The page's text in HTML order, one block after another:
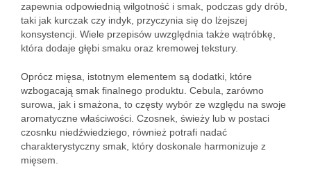
zapewnia odpowiednią wilgotność i smak, podczas gdy drób,
taki jak kurczak czy indyk, przyczynia się do lżejszej
konsystencji. Wiele przepisów uwzględnia także wątróbkę,
która dodaje głębi smaku oraz kremowej tekstury.
Oprócz mięsa, istotnym elementem są dodatki, które
wzbogacają smak finalnego produktu. Cebula, zarówno
surowa, jak i smażona, to częsty wybór ze względu na swoje
aromatyczne właściwości. Czosnek, świeży lub w postaci
czosnku niedźwiedziego, również potrafi nadać
charakterystyczny smak, który doskonale harmonizuje z
mięsem.